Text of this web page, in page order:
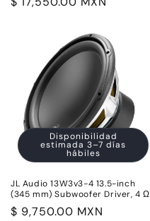
Disponibilidad
estimada 3–7 días
hábiles
JL Audio 13W3v3-4 13.5-inch
(345 mm) Subwoofer Driver, 4 Ω
Precio
$ 9,750.00 MXN